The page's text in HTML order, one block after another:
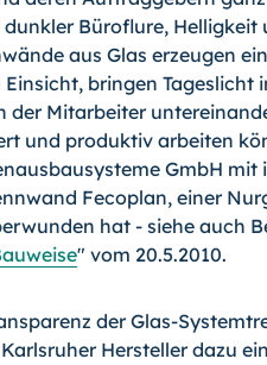
dunkler Büroflure,
aus Glas erzeugen
bringen Tageslicht
der Mitarbeiter
und produktiv arbeiten
GmbH mit
Fecoplan, einer
hat - siehe auch
" vom 20.5.2010.
der Glas-
Hersteller dazu